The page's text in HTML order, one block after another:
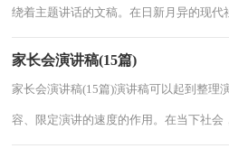
绕着主题讲话的文稿。在日新月异的现
家长会演讲稿(15篇)
家长会演讲稿(15篇)演讲稿可以起到整理
容、限定演讲的速度的作用。在当下社会